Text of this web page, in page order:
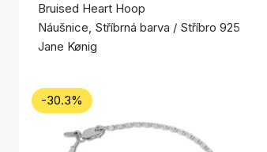
Bruised Heart Hoop
Náušnice, Stříbrná barva / Stříbro 925
Jane Kønig
-30.3%